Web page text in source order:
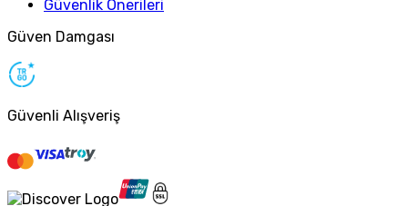
Güvenlik Önerileri
Güven Damgası
Güvenli Alışveriş